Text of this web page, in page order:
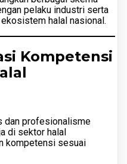
pelaku industri serta
halal nasional.
Kompetensi
dan profesionalisme
di sektor halal
kompetensi sesuai